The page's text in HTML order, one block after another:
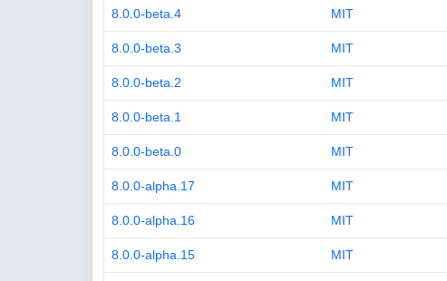
8.0.0-beta.4 MIT
8.0.0-beta.3 MIT
8.0.0-beta.2 MIT
8.0.0-beta.1 MIT
8.0.0-beta.0 MIT
8.0.0-alpha.17 MIT
8.0.0-alpha.16 MIT
8.0.0-alpha.15 MIT